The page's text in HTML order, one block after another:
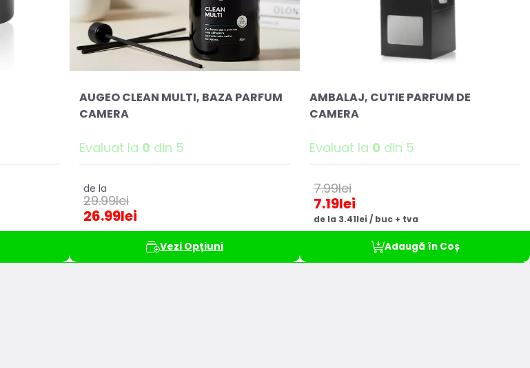
AUGEO CLEAN MULTI, BAZA PARFUM
CAMERA
Evaluat la 0 din 5
de la
29.99lei
26.99lei
Vezi Opțiuni
AMBALAJ, CUTIE PARFUM DE
CAMERA
Evaluat la 0 din 5
7.99lei
7.19lei
de la 3.41lei / buc + tva
Adaugă în Coș